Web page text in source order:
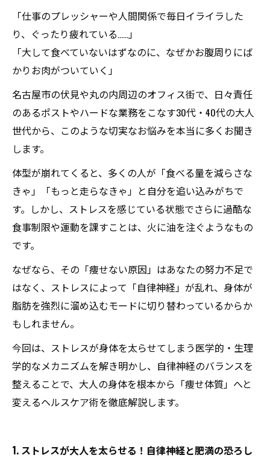
「仕事のプレッシャーや人間関係で毎日イライラした
り、ぐったり疲れている……」
「大して食べていないはずなのに、なぜかお腹周りにば
かりお肉がついていく」
名古屋市の伏見や丸の内周辺のオフィス街で、日々責任
のあるポストやハードな業務をこなす30代・40代の大人
世代から、このような切実なお悩みを本当に多くお聞き
します。
体型が崩れてくると、多くの人が「食べる量を減らさな
きゃ」「もっと走らなきゃ」と自分を追い込みがちで
す。しかし、ストレスを感じている状態でさらに過酷な
食事制限や運動を課すことは、火に油を注ぐようなもの
です。
なぜなら、その「痩せない原因」はあなたの努力不足で
はなく、ストレスによって「自律神経」が乱れ、身体が
脂肪を強烈に溜め込むモードに切り替わっているからか
もしれません。
今回は、ストレスが身体を太らせてしまう医学的・生理
学的なメカニズムを解き明かし、自律神経のバランスを
整えることで、大人の身体を根本から「痩せ体質」へと
変えるヘルスケア術を徹底解説します。
1. ストレスが大人を太らせる！自律神経と肥満の恐ろし